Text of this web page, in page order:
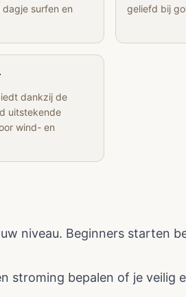
surfen en
geliefd bij
dankzij de
uitstekende
wind- en
niveau. Beginners starten
stroming bepalen of je veilig